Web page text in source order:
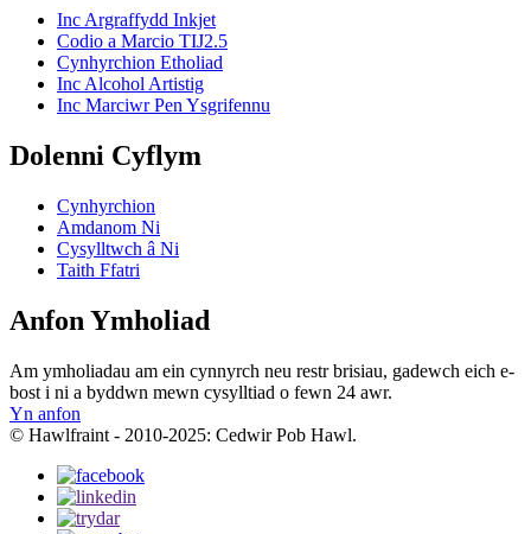
Inc Argraffydd Inkjet
Codio a Marcio TIJ2.5
Cynhyrchion Etholiad
Inc Alcohol Artistig
Inc Marciwr Pen Ysgrifennu
Dolenni Cyflym
Cynhyrchion
Amdanom Ni
Cysylltwch â Ni
Taith Ffatri
Anfon Ymholiad
Am ymholiadau am ein cynnyrch neu restr brisiau, gadewch eich e-
bost i ni a byddwn mewn cysylltiad o fewn 24 awr.
Yn anfon
© Hawlfraint - 2010-2025: Cedwir Pob Hawl.